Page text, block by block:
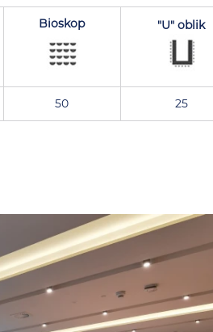
Bioskop "U" oblik
50 25